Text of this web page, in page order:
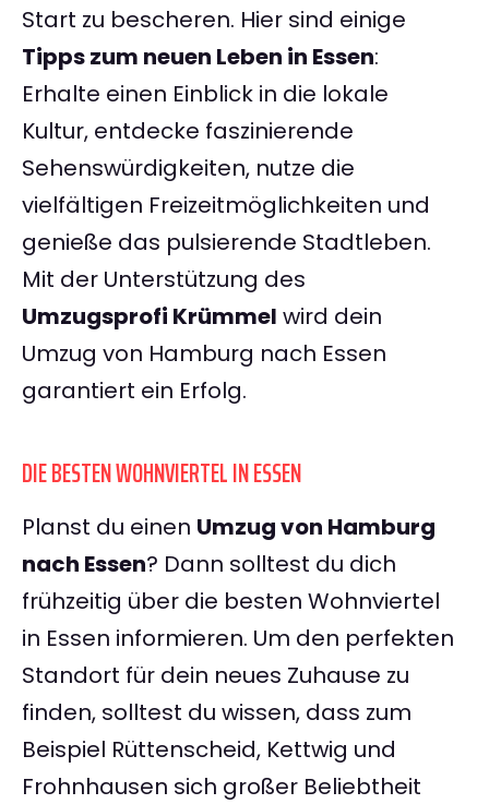
Start zu bescheren. Hier sind einige
Tipps zum neuen Leben in Essen:
Erhalte einen Einblick in die lokale
Kultur, entdecke faszinierende
Sehenswürdigkeiten, nutze die
vielfältigen Freizeitmöglichkeiten und
genieße das pulsierende Stadtleben.
Mit der Unterstützung des
Umzugsprofi Krümmel wird dein
Umzug von Hamburg nach Essen
garantiert ein Erfolg.
DIE BESTEN WOHNVIERTEL IN ESSEN
Planst du einen Umzug von Hamburg
nach Essen? Dann solltest du dich
frühzeitig über die besten Wohnviertel
in Essen informieren. Um den perfekten
Standort für dein neues Zuhause zu
finden, solltest du wissen, dass zum
Beispiel Rüttenscheid, Kettwig und
Frohnhausen sich großer Beliebtheit